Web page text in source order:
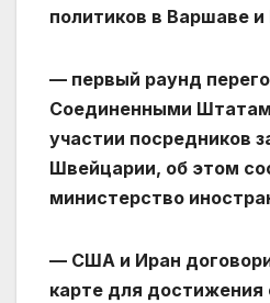
политиков в Варшаве и
— первый раунд
Соединенными
участии посредников
Швейцарии, об этом
министерство
— США и Иран
карте для достижения